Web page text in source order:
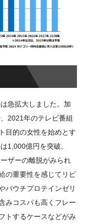
急拡大しました。加
2021年のテレビ番組
目的の女性を始めとす
1,000億円を突破。
ザーの離脱がみられ
の重要性を感じてリピ
パウチプロテインゼリ
みコスパも高くフレー
トするケースなどがみ